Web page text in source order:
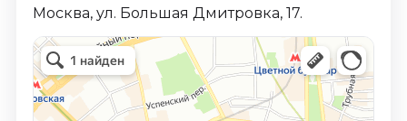
Москва, ул. Большая Дмитровка, 17.